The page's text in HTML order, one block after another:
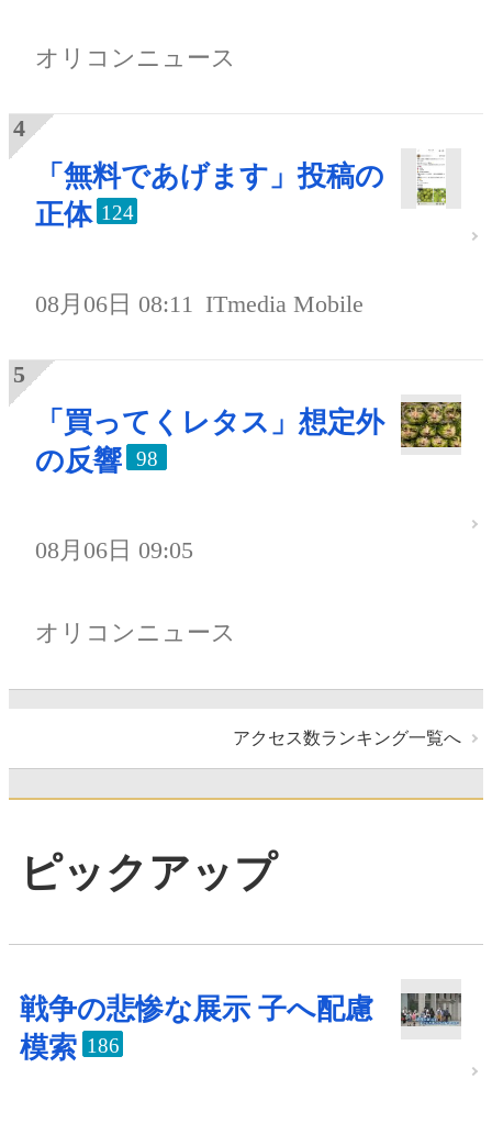
オリコンニュース
「無料であげます」投稿の
正体 124
08月06日 08:11 ITmedia Mobile
「買ってくレタス」想定外
の反響
98
08月06日 09:05
オリコンニュース
アクセス数ランキング一覧へ
ピックアップ
戦争の悲惨な展示 子へ配慮
模索 186